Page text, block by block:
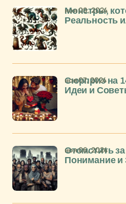
Монстры,
Реальность
ноя 09, 2024
Сюрприз на
Идеи и
ноя 07, 2024
Отомстить
Понимание и
ноя 06, 2024